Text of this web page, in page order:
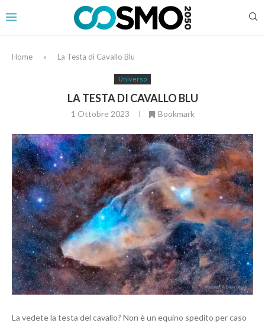
Home » La Testa di Cavallo Blu
Universo
LA TESTA DI CAVALLO BLU
1 Ottobre 2023 Bookmark
La vedete la testa del cavallo? Non è un equino spedito per caso